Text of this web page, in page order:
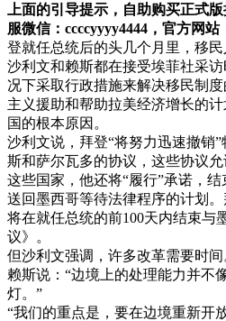
上面的引导提示，自助购买正式
服微信：ccccyyyy4444，官方网
登就任总统后的头几个月里，移民
沙利文和赖斯都在接受埃菲社采
况下采取行政措施来解决移民制
主义援助和帮助拉美经济增长的
国的根本原因。
沙利文说，拜登“将努力迅速撤销
斯和萨尔瓦多的协议，这些协议
这些国家，他还将“履行”承诺，
送回墨西哥等待法律程序的计划
将在就任总统的前100天内结束与
议》。
但沙利文强调，许多改革需要时间
赖斯说：“边境上的处理能力并不
灯。”
“我们的重点是，要在边境重新开